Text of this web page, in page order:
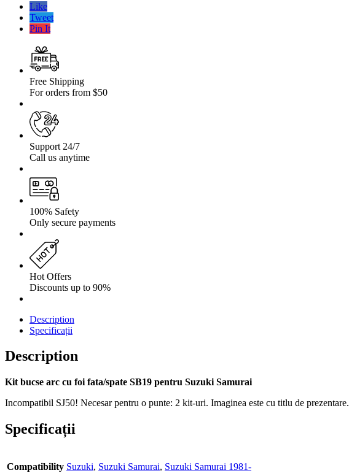
fata/spate
Samurai
Like
Tweet
Pin It
Free Shipping
For orders from $50
Support 24/7
Call us anytime
100% Safety
Only secure payments
Hot Offers
Discounts up to 90%
Description
Specificații
Description
Kit bucse arc cu foi fata/spate SB19 pentru Suzuki Samurai
Incompatibil SJ50! Necesar pentru o punte: 2 kit-uri. Imaginea este cu titlu de prezentare.
Specificații
Compatibility Suzuki, Suzuki Samurai, Suzuki Samurai 1981-